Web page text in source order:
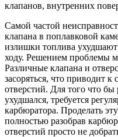
клапанов, внутренних
Самой частой
клапана в поплавковой
излишки топлива ухудшают
ходу. Решением проблемы
Различные клапана и
засоряться, что приводит
отверстий. Для того что
ухудшался, требуется
карбюратора. Проделать
полностью разобрав
отверстий просто не